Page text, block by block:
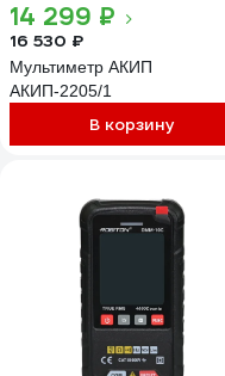
14 299 ₽
16 530 ₽
Мультиметр АКИП
АКИП-2205/1
В корзину